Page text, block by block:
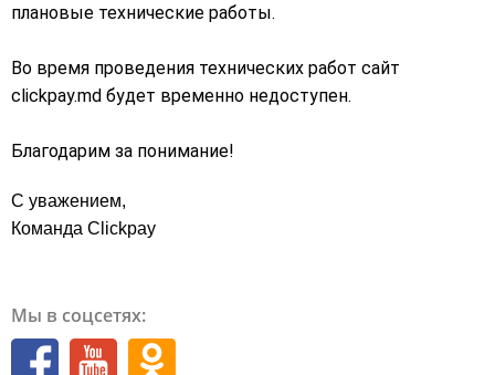
Мы в соцсетях:
плановые технические работы.
Во время проведения технических работ сайт
clickpay.md будет временно недоступен.
Благодарим за понимание!
С уважением,
Команда Clickpay